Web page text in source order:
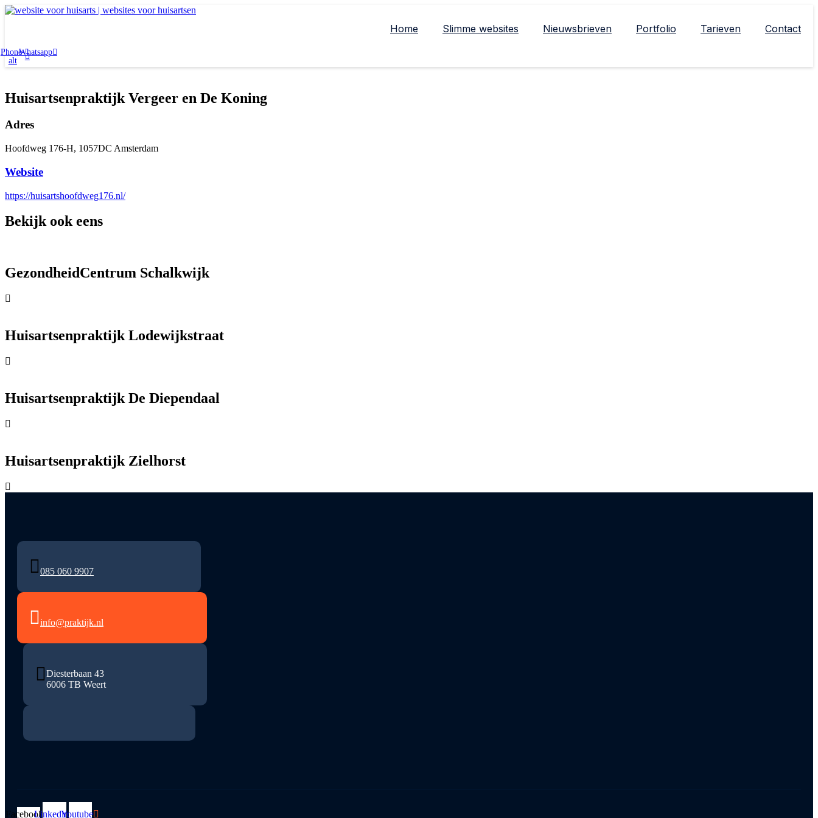
Ga
Home Slimme websites Nieuwsbrieven Portfolio Tarieven Contact
Phone-
alt
Whatsapp
Huisartsenpraktijk Vergeer en De Koning
Adres
Hoofdweg 176-H, 1057DC Amsterdam
Website
https://huisartshoofdweg176.nl/
Bekijk ook eens
GezondheidCentrum Schalkwijk
Huisartsenpraktijk Lodewijkstraat
Huisartsenpraktijk De Diependaal
Huisartsenpraktijk Zielhorst
085 060 9907
info@praktijk.nl
Diesterbaan 43
6006 TB Weert
Facebook-LinkedinYoutube